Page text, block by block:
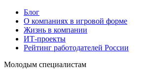
Блог
О компаниях в игровой форме
Жизнь в компании
ИТ-проекты
Рейтинг работодателей России
Молодым специалистам